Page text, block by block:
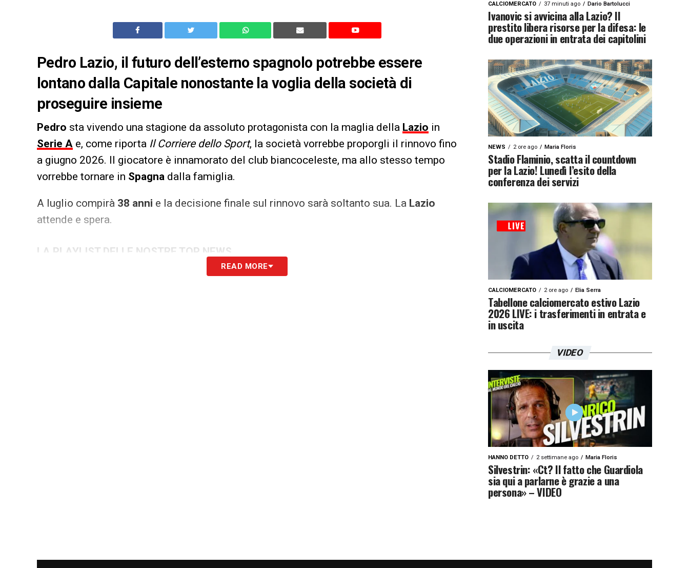
Pedro Lazio, il futuro dell’esterno spagnolo potrebbe essere
lontano dalla Capitale nonostante la voglia della società di
proseguire insieme
Pedro sta vivendo una stagione da assoluto protagonista con la maglia della Lazio in
Serie A e, come riporta Il Corriere dello Sport, la società vorrebbe proporgli il rinnovo fino
a giugno 2026. Il giocatore è innamorato del club biancoceleste, ma allo stesso tempo
vorrebbe tornare in Spagna dalla famiglia.
A luglio compirà 38 anni e la decisione finale sul rinnovo sarà soltanto sua. La Lazio
attende e spera.
LA PLAYLIST DELLE NOSTRE TOP NEWS
READ MORE
CALCIOMERCATO 37 minuti ago Dario Bartolucci
Ivanovic si avvicina alla Lazio? Il
prestito libera risorse per la difesa: le
due operazioni in entrata dei capitolini
NEWS 2 ore ago Maria Floris
Stadio Flaminio, scatta il countdown
per la Lazio! Lunedì l’esito della
conferenza dei servizi
CALCIOMERCATO 2 ore ago Elia Serra
Tabellone calciomercato estivo Lazio
2026 LIVE: i trasferimenti in entrata e
in uscita
VIDEO
HANNO DETTO 2 settimane ago Maria Floris
Silvestrin: «Ct? Il fatto che Guardiola
sia qui a parlarne è grazie a una
persona» – VIDEO